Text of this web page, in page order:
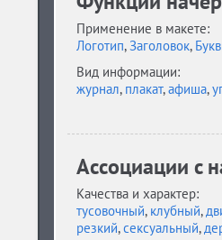
Применение в макете:
Логотип,Заголовок,
Вид информации:
журнал, плакат,афиша,
Ассоциации c
Качества и характер:
тусовочный, клубный,
резкий,сексуальный,